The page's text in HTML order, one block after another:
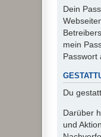
Dein
mein
Passwort
Du
Darüber
und